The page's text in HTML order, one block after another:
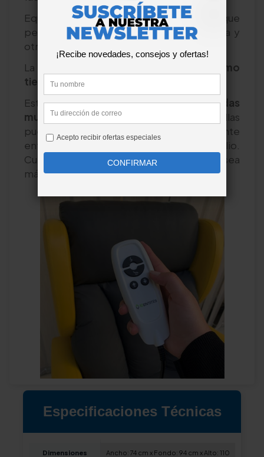
Equipado condos motores:uno que
permite elevar el sillón a la altura deseada y
otro motor para reclinar el sillón.
La reclinación del respaldo
al mismo
tiempolos reposapiés.
Este sillón destaca por sus4 ruedas
multidireccionales con freno.
Gracias a ellas
puedes desplazar al usuario cómodamente
entre diferentes lugares del domicilio.
Cuenta con una barra de agarre para que sea
más cómodo para el acompañante.
Especificaciones Técnicas
Dimensiones
Ancho: 74 cm x Fondo: 94 cm x Alto: 110